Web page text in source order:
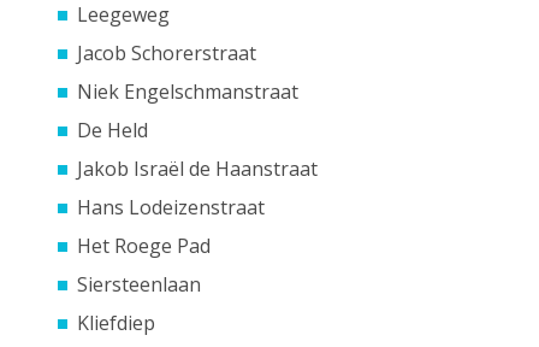
Leegeweg
Jacob Schorerstraat
Niek Engelschmanstraat
De Held
Jakob Israël de Haanstraat
Hans Lodeizenstraat
Het Roege Pad
Siersteenlaan
Kliefdiep